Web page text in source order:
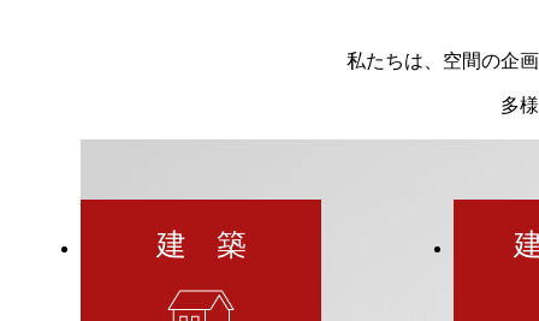
私たちは、空間の企
多
建 築